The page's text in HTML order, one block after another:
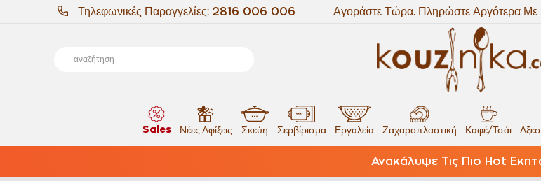
Τηλεφωνικές Παραγγελίες: 2816 006 006 Αγοράστε Τώρα. Πληρώστε Αργότερα
Sales Νέες Αφίξεις Σκεύη Σερβίρισμα Εργαλεία Ζαχαροπλαστική Καφέ/Τσάι
Ανακάλυψε Τις Πιο Hot